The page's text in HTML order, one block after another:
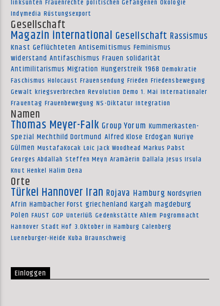
linksunten Frauenrechte politischen Gefangenen Ökologie
Indymedia Rüstungsexport
Gesellschaft
Magazin international Gesellschaft Rassismus
Knast Geflüchteten Antisemitismus Feminismus
widerstand Antifaschismus Frauen solidarität
Antimilitarismus Migration Hungerstreik 1968 Demokratie
Faschismus Holocaust Frauensendung Frieden Friedensbewegung
Gewalt kriegsverbrechen Revolution Demo 1. Mai Internationaler
Frauentag Frauenbewegung NS-Diktatur Integration
Namen
Thomas Meyer-Falk Group Yorum Kummerkasten-
Spezial Mechthild Dortmund Alfred Klose Erdogan Nuriye
Gülmen MustafaKocak Loic Jack Woodhead Markus Pabst
Georges Abdallah Steffen Meyn Aramäerin Dallala Jesus Irsula
Knut Henkel Halim Dena
Orte
Türkei Hannover Iran Rojava Hamburg Nordsyrien
Afrin Hambacher Forst griechenland Kargah magdeburg
Polen FAUST GOP Unterlüß Gedenkstätte Ahlem Pogromnacht
Hannover Stadt Hof 3.Oktober in Hamburg Calenberg
Lueneburger-Heide Kuba Braunschweig
Einloggen